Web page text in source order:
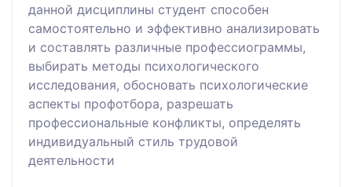
данной дисциплины студент способен
самостоятельно и эффективно анализировать
и составлять различные профессиограммы,
выбирать методы психологического
исследования, обосновать психологические
аспекты профотбора, разрешать
профессиональные конфликты, определять
индивидуальный стиль трудовой
деятельности